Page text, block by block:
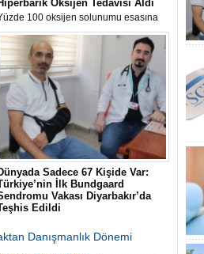
Oksijen Tedavisi Aldı
100 oksijen solunumu esasına
Hiperbarik Oksijen Tedavisi
(HBOT), 2026'nın ilk altı ayında 10 bin
93 hastanın iyileşme sürecine katkı
sağladı.
Sadece 67 Kişide Var:
İlk Bundgaard
Vakası Diyarbakır’da
Edildi
şikayetiyle hastaneye başvuran
41 yaşındaki Şehmus Doğan’da,
Danışmanlık Dönemi